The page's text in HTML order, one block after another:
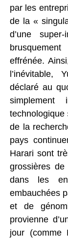
par les
de la «
d’une
effrénée.
l’inévitable,
déclaré au
simplement
technologique
de la
pays
Harari sont
grossières
dans les
embauchées
et de
provienne
jour (comme